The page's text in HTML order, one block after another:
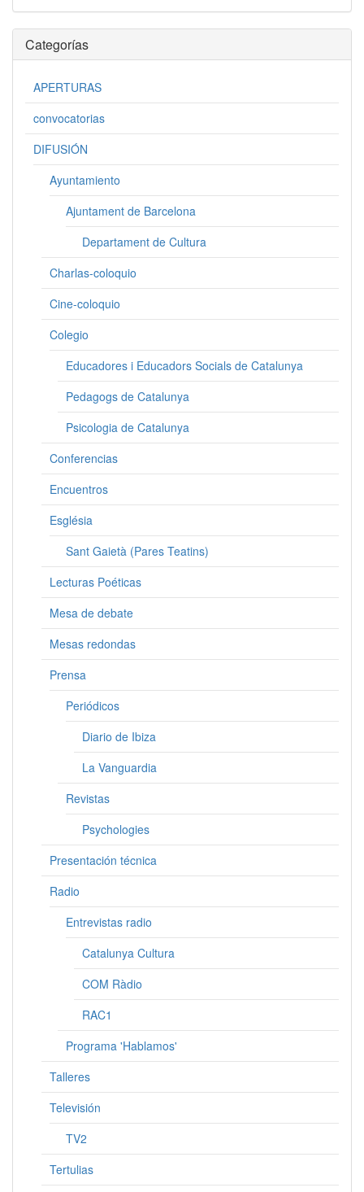
Categorías
APERTURAS
convocatorias
DIFUSIÓN
Ayuntamiento
Ajuntament de Barcelona
Departament de Cultura
Charlas-coloquio
Cine-coloquio
Colegio
Educadores i Educadors Socials de Catalunya
Pedagogs de Catalunya
Psicologia de Catalunya
Conferencias
Encuentros
Església
Sant Gaietà (Pares Teatins)
Lecturas Poéticas
Mesa de debate
Mesas redondas
Prensa
Periódicos
Diario de Ibiza
La Vanguardia
Revistas
Psychologies
Presentación técnica
Radio
Entrevistas radio
Catalunya Cultura
COM Ràdio
RAC1
Programa 'Hablamos'
Talleres
Televisión
TV2
Tertulias